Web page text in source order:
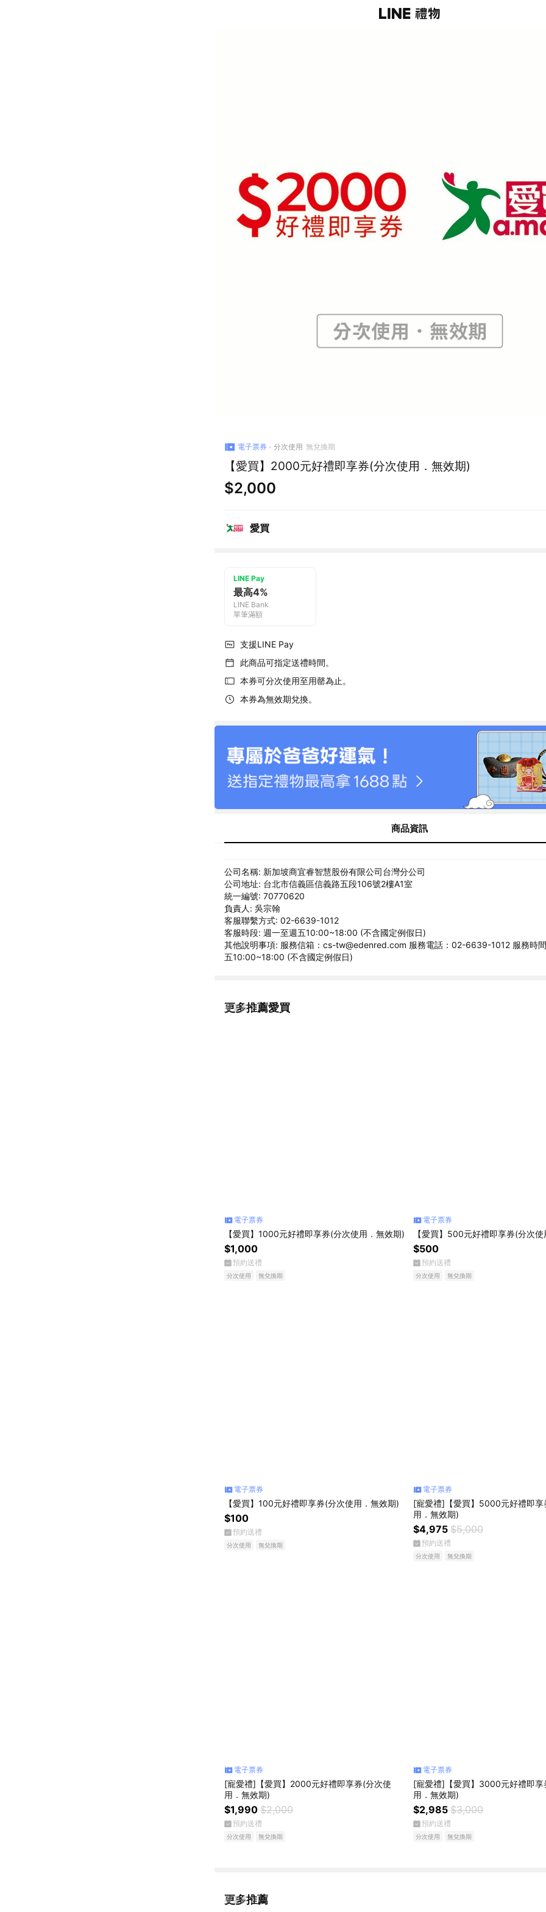
電子票券 分次使用 無兌換期
【愛買】2000元好禮即享券(分次使用．無效期)
$2,000
愛買
LINE Pay
最高4%
LINE Bank
單筆滿額
支援LINE Pay
此商品可指定送禮時間。
本券可分次使用至用罄為止。
本券為無效期兌換。
商品資訊
公司名稱: 新加坡商宜睿智慧股份有限公司台灣分公司
公司地址: 台北市信義區信義路五段106號2樓A1室
統一編號: 70770620
負責人: 吳宗翰
客服聯繫方式: 02-6639-1012
客服時段: 週一至週五10:00~18:00 (不含國定例假日)
其他說明事項: 服務信箱：cs-tw@edenred.com 服務電話：02-6639-1012 服務時
五10:00~18:00 (不含國定例假日)
更多推薦愛買
看更多
電子票券
【愛買】1000元好禮即享券(分次使用．無效期)
$1,000
預約送禮
分次使用 無兌換期
電子票券
【愛買】500元好禮即享券(分次
$500
預約送禮
分次使用 無兌換期
電子票券
【愛買】100元好禮即享券(分次使用．無效期)
$100
預約送禮
分次使用 無兌換期
電子票券
[寵愛禮]【愛買】5000元好禮即享
用．無效期)
$4,975 $5,000
預約送禮
分次使用 無兌換期
電子票券
[寵愛禮]【愛買】2000元好禮即享券(分次使
用．無效期)
$1,990 $2,000
預約送禮
分次使用 無兌換期
電子票券
[寵愛禮]【愛買】3000元好禮即享
用．無效期)
$2,985 $3,000
預約送禮
分次使用 無兌換期
更多推薦
看更多